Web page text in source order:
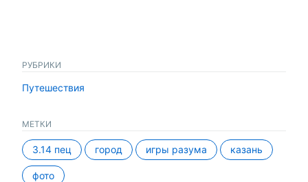
РУБРИКИ
Путешествия
МЕТКИ
3.14 пец город игры разума казань
фото